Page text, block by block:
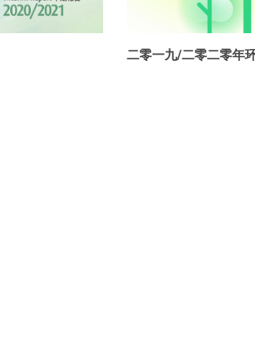
二零一九/二零二零年